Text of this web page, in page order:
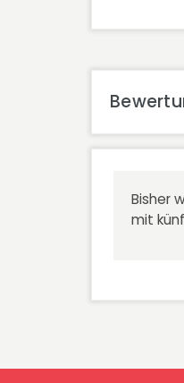
Bisher
mit